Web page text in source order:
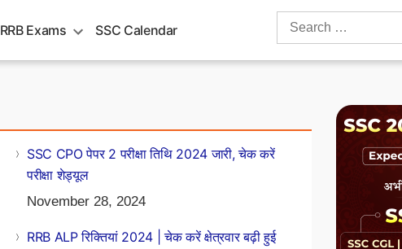
RRB Exams SSC Calendar
Search
SSC CPO पेपर 2 परीक्षा तिथि 2024 जारी, चेक करें
परीक्षा शेड्यूल
November 28, 2024
RRB ALP रिक्तियां 2024 | चेक करें क्षेत्रवार बढ़ी हुई